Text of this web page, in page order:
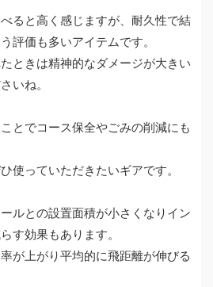
ると高く感じますが、耐久性で結
評価も多いアイテムです。
ときは精神的なダメージが大きい
いね。
とでコース保全やごみの削減にも
使っていただきたいギアです。
ルとの設置面積が小さくなりイン
す効果もあります。
が上がり平均的に飛距離が伸びる